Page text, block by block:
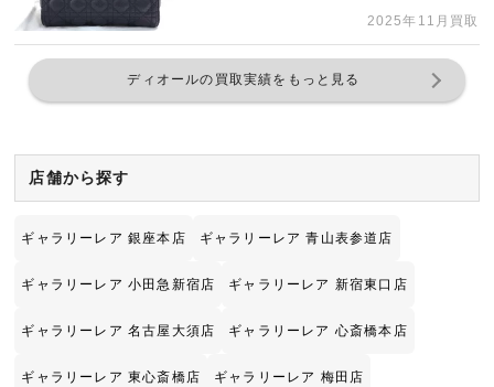
2025年11月買取
ディオールの買取実績をもっと見る
店舗から探す
ギャラリーレア 銀座本店 ギャラリーレア 青山表参道店
ギャラリーレア 小田急新宿店 ギャラリーレア 新宿東口店
ギャラリーレア 名古屋大須店 ギャラリーレア 心斎橋本店
ギャラリーレア 東心斎橋店 ギャラリーレア 梅田店